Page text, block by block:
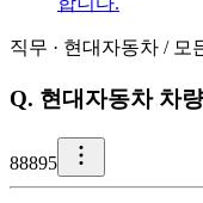
직무 · 현대자동차 / 모
Q. 현대자동차 차
88895